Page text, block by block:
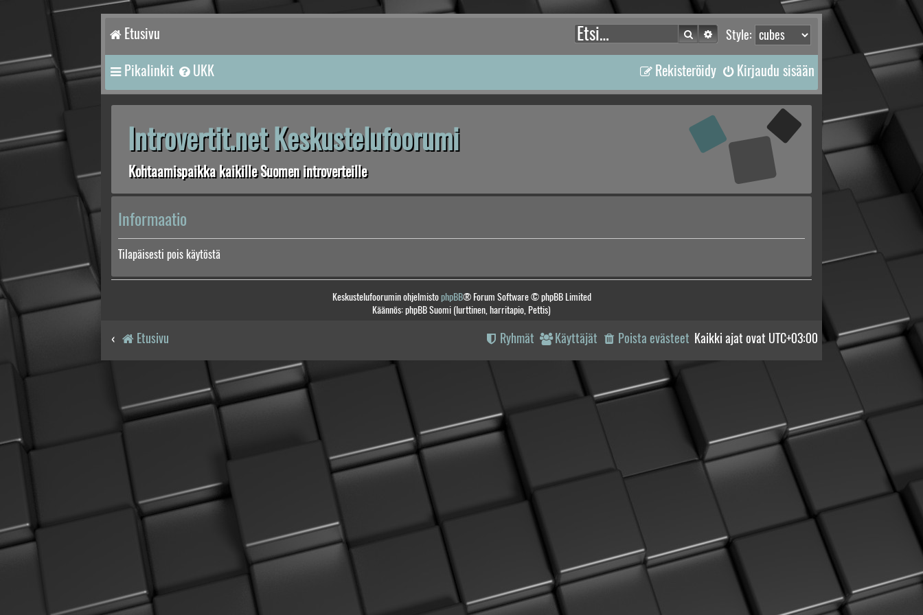
Etusivu Style:
Etsi Tarkennettu haku
Pikalinkit UKK Kirjaudu sisään
Rekisteröidy
Introvertit.net Keskustelufoorumi
Kohtaamispaikka kaikille Suomen introverteille
Informaatio
Tilapäisesti pois käytöstä
Keskustelufoorumin ohjelmistophpBB® Forum Software © phpBB Limited
Käännös: phpBB Suomi (lurttinen, harritapio, Pettis)
Etusivu Kaikki ajat ovat UTC+03:00
Poista evästeet
Käyttäjät
Ryhmät